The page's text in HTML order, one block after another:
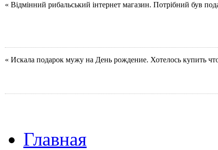
« Відмінний рибальський інтернет магазин. Потрібний був
« Искала подарок мужу на День рождение. Хотелось купить
Главная